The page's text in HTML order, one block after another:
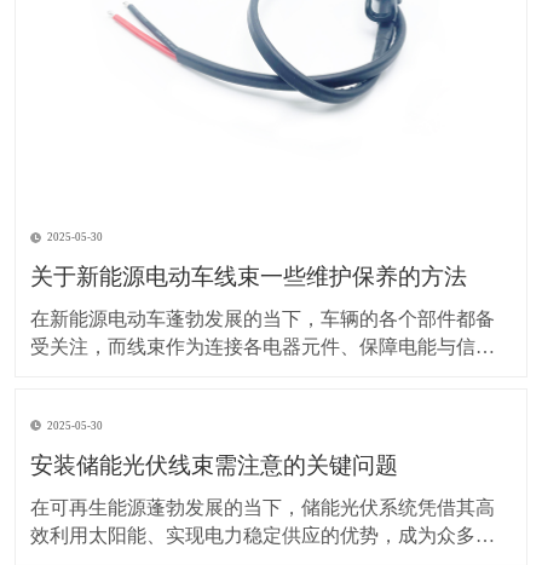
2025-05-30
关于新能源电动车线束一些维护保养的方法
在新能源电动车蓬勃发展的当下，车辆的各个部件都备
受关注，而线束作为连接各电器元件、保障电能与信号
让车辆运行更稳定、安全，还能延长其使用寿命。 日常
驾驶习惯对线束的影响不容小觑。平稳驾驶是维护线束
2025-05-30
安装储能光伏线束需注意的关键问题
在可再生能源蓬勃发展的当下，储能光伏系统凭借其高
效利用太阳能、实现电力稳定供应的优势，成为众多领